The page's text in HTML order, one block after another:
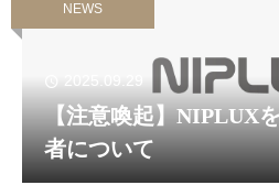
NEWS
【注意喚起】NIPLUX
者について